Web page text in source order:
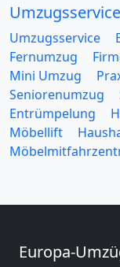
Umzugsservice
Umzugsservice
Fernumzug
Mini Umzug
Seniorenumzug
Entrümpelung
Möbellift
Europa-